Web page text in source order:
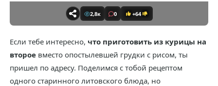
2,8к 0 +64
Если тебе интересно, что приготовить из курицы на
второе вместо опостылевшей грудки с рисом, ты
пришел по адресу. Поделимся с тобой рецептом
одного старинного литовского блюда, но